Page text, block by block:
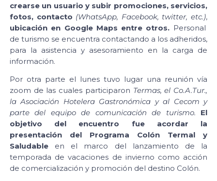
crearse un usuario y subir promociones, servicios,
fotos, contacto (WhatsApp, Facebook, twitter, etc.),
ubicación en Google Maps entre otros. Personal
de turismo se encuentra contactando a los adheridos,
para la asistencia y asesoramiento en la carga de
información.
Por otra parte el lunes tuvo lugar una reunión vía
zoom de las cuales participaron Termas, el Co.A.Tur.,
la Asociación Hotelera Gastronómica y al Cecom y
parte del equipo de comunicación de turismo. El
objetivo del encuentro fue acordar la
presentación del Programa Colón Termal y
Saludable en el marco del lanzamiento de la
temporada de vacaciones de invierno como acción
de comercialización y promoción del destino Colón.